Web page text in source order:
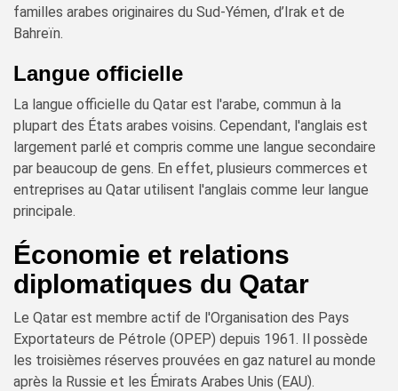
familles arabes originaires du Sud-Yémen, d’Irak et de
Bahreïn.
Langue officielle
La langue officielle du Qatar est l'arabe, commun à la
plupart des États arabes voisins. Cependant, l'anglais est
largement parlé et compris comme une langue secondaire
par beaucoup de gens. En effet, plusieurs commerces et
entreprises au Qatar utilisent l'anglais comme leur langue
principale.
Économie et relations
diplomatiques du Qatar
Le Qatar est membre actif de l'Organisation des Pays
Exportateurs de Pétrole (OPEP) depuis 1961. Il possède
les troisièmes réserves prouvées en gaz naturel au monde
après la Russie et les Émirats Arabes Unis (EAU).